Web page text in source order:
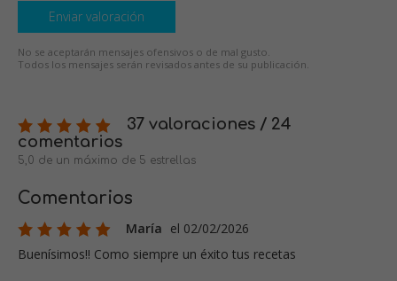
Enviar valoración
No se aceptarán mensajes ofensivos o de mal gusto.
Todos los mensajes serán revisados antes de su publicación.
37 valoraciones / 24
comentarios
5,0 de un máximo de 5 estrellas
Comentarios
María el 02/02/2026
Buenísimos!! Como siempre un éxito tus recetas